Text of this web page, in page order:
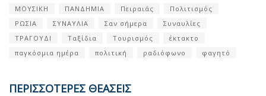
ΜΟΥΣΙΚΗ ΠΑΝΔΗΜΙΑ Πειραιάς
Πολιτισμός
ΡΩΣΙΑ
ΣΥΝΑΥΛΙΑ Σαν σήμερα
Συναυλίες
ΤΡΑΓΟΥΔΙ
Ταξίδια Τουρισμός
έκτακτο
παγκόσμια ημέρα
πολιτική ραδιόφωνο φαγητό
ΠΕΡΙΣΣΟΤΕΡΕΣ ΘΕΑΣΕΙΣ